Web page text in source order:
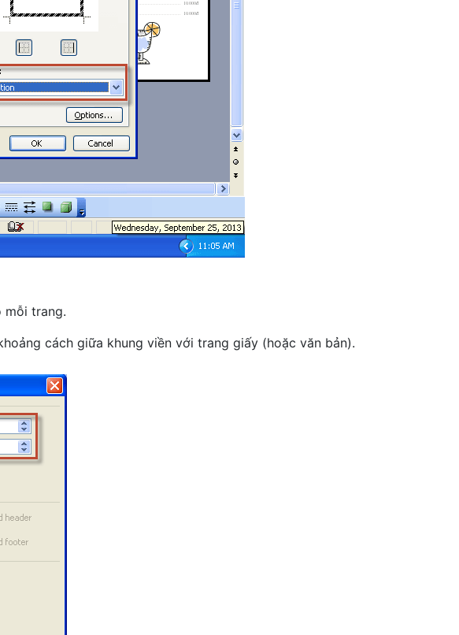
mỗi trang.
cách giữa khung viền với trang giấy (hoặc văn bản).